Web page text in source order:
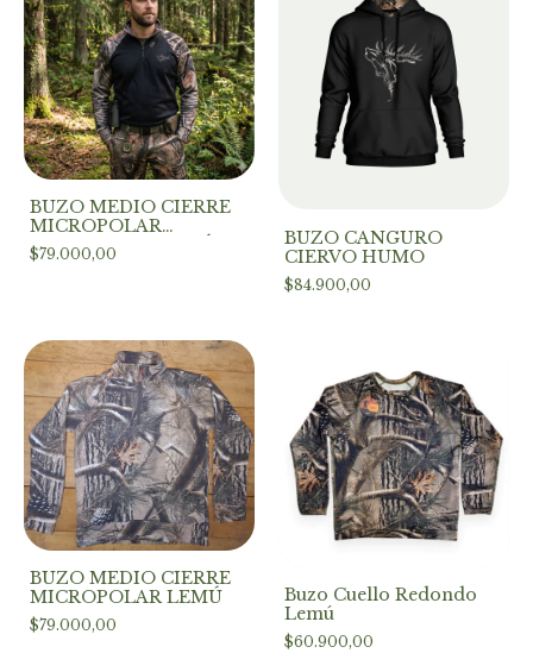
BUZO MEDIO CIERRE
MICROPOLAR
COMBINADO LEMÚ
$79.000,00
BUZO CANGURO
CIERVO HUMO
$84.900,00
BUZO MEDIO CIERRE
MICROPOLAR LEMÚ
$79.000,00
Buzo Cuello Redondo
Lemú
$60.900,00